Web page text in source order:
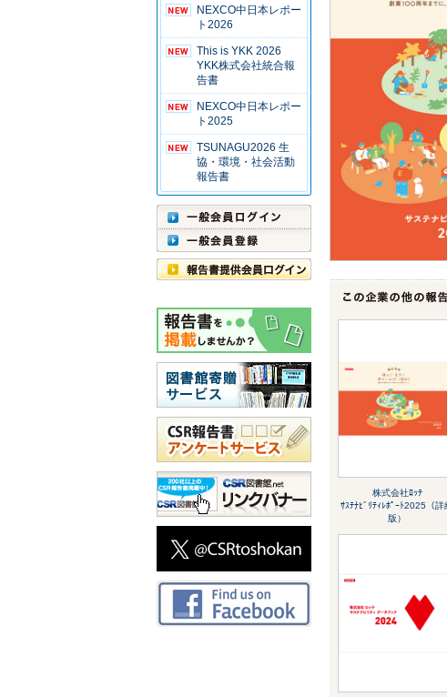
NEXCO中日本レポー
ト2026
This is YKK 2026
YKK株式会社統合報
告書
NEXCO中日本レポー
ト2025
TSUNAGU2026 生
協・環境・社会活動
報告書
株式会社ﾛｯﾃ
ｻｽﾃﾅﾋﾞﾘﾃｨﾚﾎﾟｰﾄ2025（詳
版）